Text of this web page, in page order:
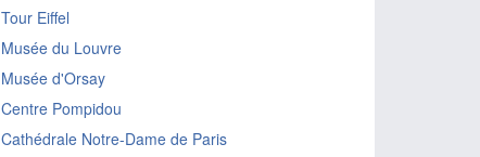
Tour Eiffel
Musée du Louvre
Musée d'Orsay
Centre Pompidou
Cathédrale Notre-Dame de Paris